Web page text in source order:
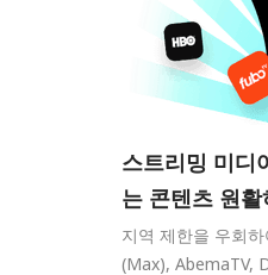
스트리밍 미디
는 콘텐츠 원활
지역 제한을 우회
(Max), AbemaTV,